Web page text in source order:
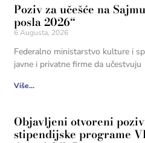
Poziv za učešće na
posla 2026“
6 Augusta, 2026
Federalno ministarstvo kulture i
javne i privatne firme da učestvuju
Više...
Objavljeni otvoreni
stipendijske programe